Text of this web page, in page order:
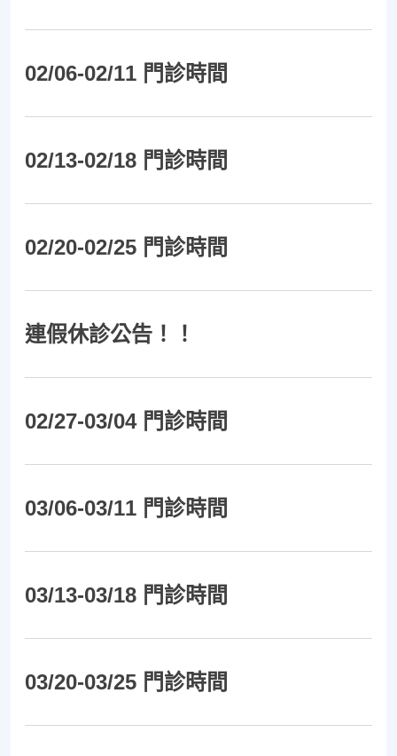
02/06-02/11 門診時間
02/13-02/18 門診時間
02/20-02/25 門診時間
連假休診公告！！
02/27-03/04 門診時間
03/06-03/11 門診時間
03/13-03/18 門診時間
03/20-03/25 門診時間